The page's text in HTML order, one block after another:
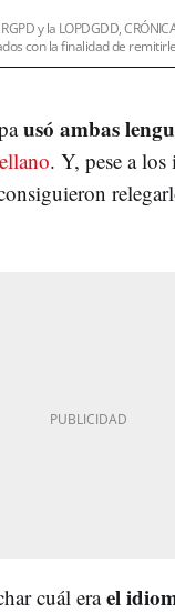
y la LOPDGDD,
con la finalidad de
usó ambas
. Y, pese a
cuál erael